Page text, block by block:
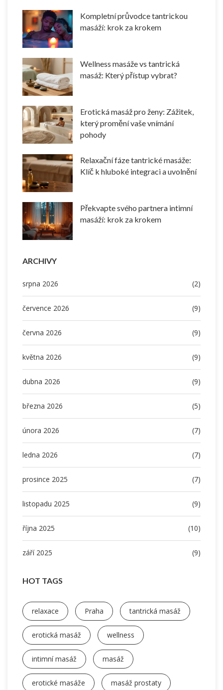
Kompletní průvodce tantrickou
masáží: krok za krokem
Wellness masáže vs tantrická
masáž: Který přístup vybrat?
Erotická masáž pro ženy: Zážitek,
který promění vaše vnímání
pohody
Relaxační fáze tantrické masáže:
Klíč k hluboké integraci a uvolnění
Překvapte svého partnera intimní
masáží: krok za krokem
ARCHIVY
srpna 2026 (2)
července 2026 (9)
června 2026 (9)
května 2026 (9)
dubna 2026 (9)
března 2026 (5)
února 2026 (7)
ledna 2026 (7)
prosince 2025 (7)
listopadu 2025 (9)
října 2025 (10)
září 2025 (9)
HOT TAGS
relaxace Praha tantrická masáž
erotická masáž wellness
intimní masáž masáž
erotické masáže masáž prostaty